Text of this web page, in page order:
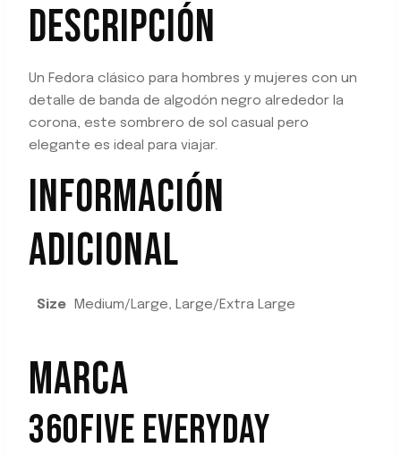
DESCRIPCIÓN
Un Fedora clásico para hombres y mujeres con un
detalle de banda de algodón negro alrededor la
corona, este sombrero de sol casual pero
elegante es ideal para viajar.
INFORMACIÓN
ADICIONAL
Size Medium/Large, Large/Extra Large
MARCA
360FIVE EVERYDAY